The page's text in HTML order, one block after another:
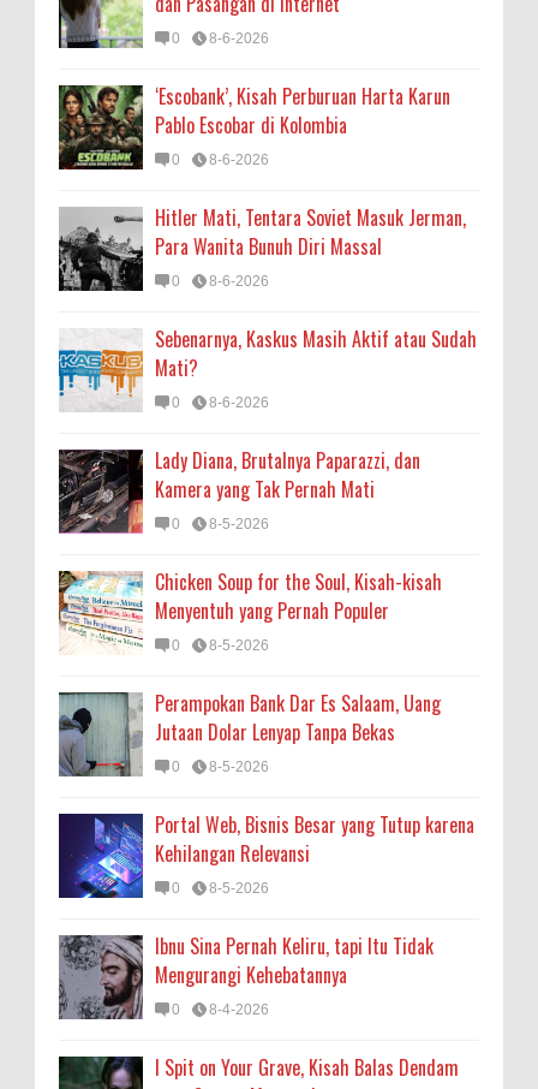
0 8-6-2026
‘Escobank’, Kisah Perburuan Harta Karun
Pablo Escobar di Kolombia
0 8-6-2026
Hitler Mati, Tentara Soviet Masuk Jerman,
Para Wanita Bunuh Diri Massal
0 8-6-2026
Sebenarnya, Kaskus Masih Aktif atau Sudah
Mati?
0 8-6-2026
Lady Diana, Brutalnya Paparazzi, dan
Kamera yang Tak Pernah Mati
0 8-5-2026
Chicken Soup for the Soul, Kisah-kisah
Menyentuh yang Pernah Populer
0 8-5-2026
Perampokan Bank Dar Es Salaam, Uang
Jutaan Dolar Lenyap Tanpa Bekas
0 8-5-2026
Portal Web, Bisnis Besar yang Tutup karena
Kehilangan Relevansi
0 8-5-2026
Ibnu Sina Pernah Keliru, tapi Itu Tidak
Mengurangi Kehebatannya
0 8-4-2026
I Spit on Your Grave, Kisah Balas Dendam